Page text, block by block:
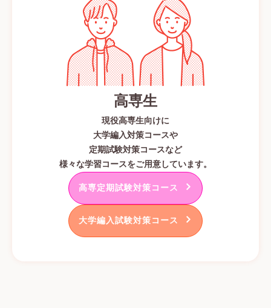
高専生
現役高専生向けに
大学編入対策コースや
定期試験対策コースなど
様々な学習コースをご用意しています。
高専定期試験対策コース
大学編入試験対策コース